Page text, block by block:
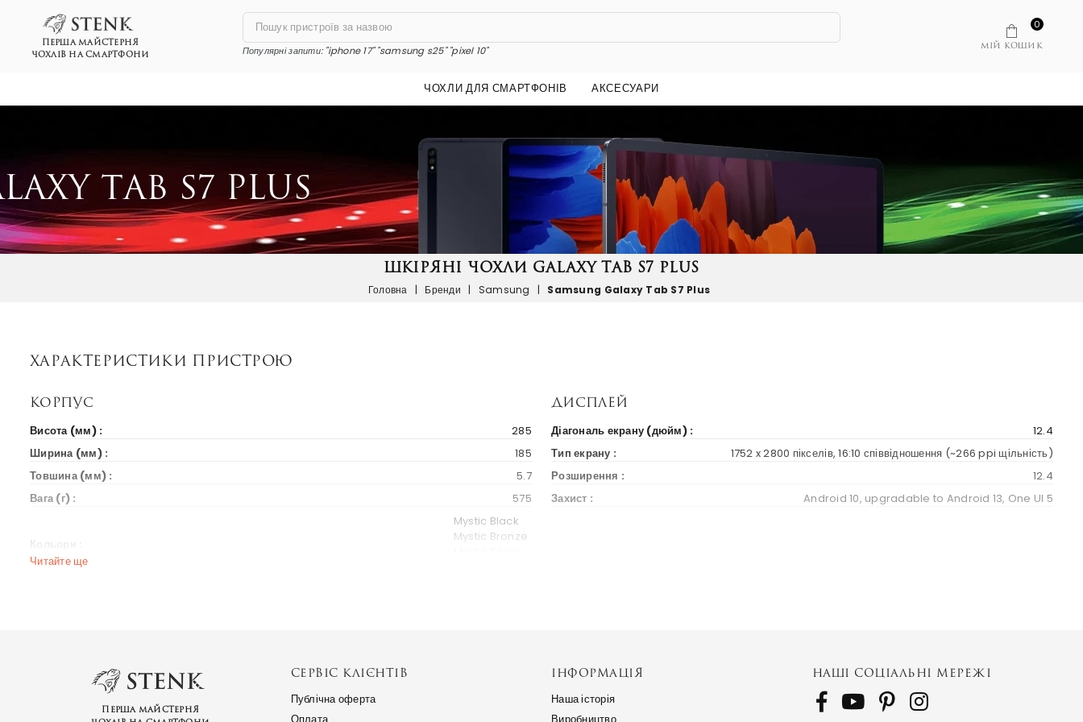
ПЕРША МАЙСТЕРНЯ
ЧОХЛІВ НА СМАРТФОНИ
Популярні запити:"iphone 17" "samsung s25" "pixel 10" МІЙ КОШИК
0
ЧОХЛИ ДЛЯ СМАРТФОНІВ АКСЕСУАРИ
ШКІРЯНІ ЧОХЛИ GALAXY TAB S7 PLUS
Головна | Бренди | Samsung | Samsung Galaxy Tab S7 Plus
Характеристики пристрою
Корпус
Висота (мм) :
285
Ширина (мм) :
185
Товшина (мм) :
5.7
Вага (г) :
575
Кольори :
Mystic Black
Mystic Bronze
Дисплей
Діагональ екрану (дюйм) :
12.4
Тип екрану :
1752 x 2800 пікселів, 16:10 співвідношення (~266 ppi щільність)
Розширення :
12.4
Захист :
Android 10, upgradable to Android 13, One UI 5
Ринки країн :
Платформа
Читайте ще
Перша майстерня
СЕРВІС КЛІЄНТІВ
Публічна оферта
ІНФОРМАЦІЯ
Наша історія
НАШІ СОЦІАЛЬНІ МЕРЕЖІ